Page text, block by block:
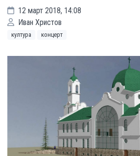
12 март 2018, 14:08
Иван Христов
култура концерт